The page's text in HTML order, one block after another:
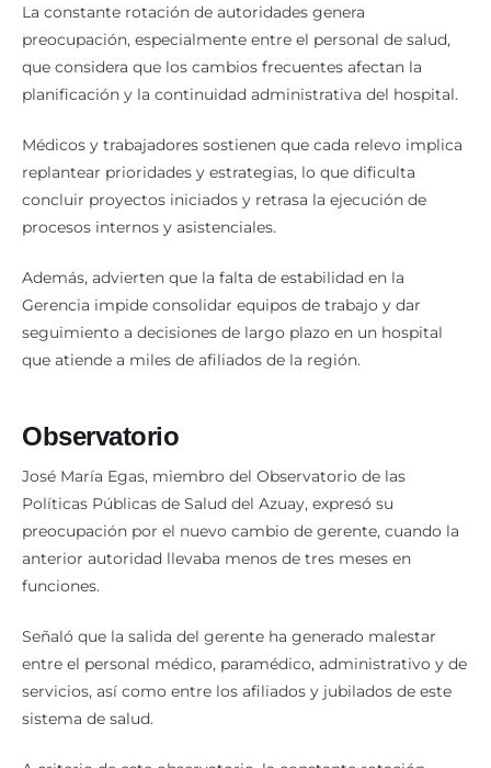
La constante rotación de autoridades genera
preocupación, especialmente entre el personal de salud,
que considera que los cambios frecuentes afectan la
planificación y la continuidad administrativa del hospital.
Médicos y trabajadores sostienen que cada relevo implica
replantear prioridades y estrategias, lo que dificulta
concluir proyectos iniciados y retrasa la ejecución de
procesos internos y asistenciales.
Además, advierten que la falta de estabilidad en la
Gerencia impide consolidar equipos de trabajo y dar
seguimiento a decisiones de largo plazo en un hospital
que atiende a miles de afiliados de la región.
Observatorio
José María Egas, miembro del Observatorio de las
Políticas Públicas de Salud del Azuay, expresó su
preocupación por el nuevo cambio de gerente, cuando la
anterior autoridad llevaba menos de tres meses en
funciones.
Señaló que la salida del gerente ha generado malestar
entre el personal médico, paramédico, administrativo y de
servicios, así como entre los afiliados y jubilados de este
sistema de salud.